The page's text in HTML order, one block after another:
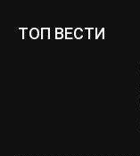
ТОП ВЕСТИ